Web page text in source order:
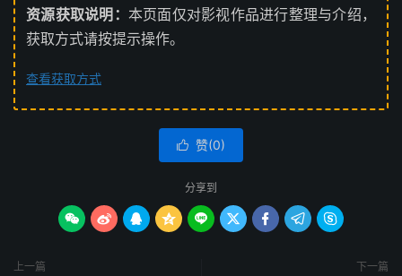
资源获取说明： 本页面仅对影视作品进行整理与介绍，
获取方式请按提示操作。
查看获取方式
 赞(0)
分享到
        
上一篇 下一篇